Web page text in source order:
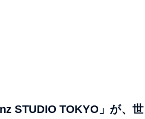
STUDIO TOKYO」が、世